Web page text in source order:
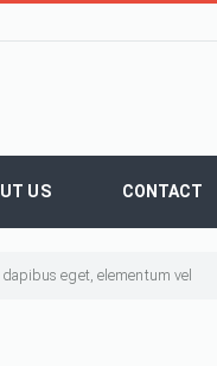
US CONTACT
eget, elementum vel